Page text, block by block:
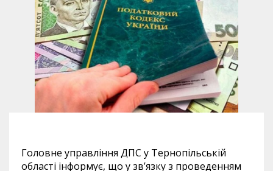
Головне управління ДПС у Тернопільській
області інформує, що у зв’язку з проведенням